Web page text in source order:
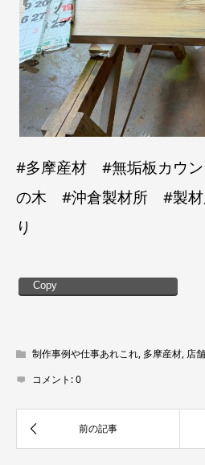
#多摩産材 #無垢板カウ
の木 #沖倉製材所 #製材
り
Copy
制作事例や仕事あれこれ, 多摩産材, 店
コメント:0